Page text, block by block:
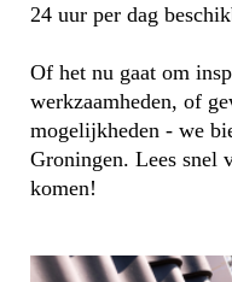
24 uur per dag
Of het nu gaat om
werkzaamheden, of
mogelijkheden - we
Groningen. Lees snel
komen!